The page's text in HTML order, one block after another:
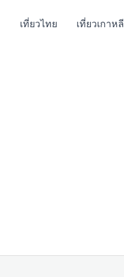
เที่ยวไทย เที่ยวเกาหลี